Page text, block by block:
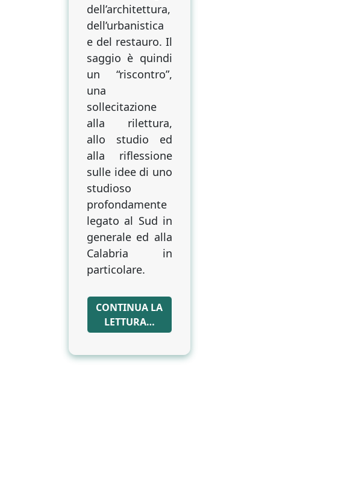
dell’architettura,
dell’urbanistica
e del restauro. Il
saggio è quindi
un “riscontro”,
una
sollecitazione
alla rilettura,
allo studio ed
alla riflessione
sulle idee di uno
studioso
profondamente
legato al Sud in
generale ed alla
Calabria in
particolare.
CONTINUA LA
LETTURA…